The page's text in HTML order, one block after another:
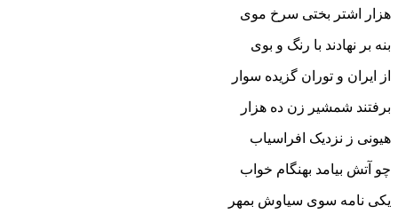
هزار اشتر بختى سرخ موى
بنه بر نهادند با رنگ و بوى‏
از ایران و توران گزیده سوار
برفتند شمشیر زن ده هزار
هیونى ز نزدیک افراسیاب
چو آتش بیامد بهنگام خواب‏
یکى نامه سوى سیاوش بمهر